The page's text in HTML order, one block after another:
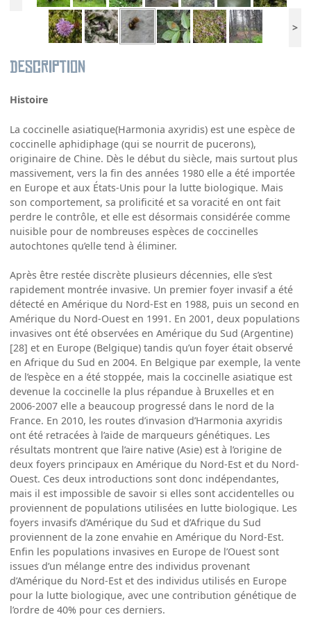
>
Description
Histoire
La coccinelle asiatique(Harmonia axyridis) est une espèce de
coccinelle aphidiphage (qui se nourrit de pucerons),
originaire de Chine. Dès le début du siècle, mais surtout plus
massivement, vers la fin des années 1980 elle a été importée
en Europe et aux États-Unis pour la lutte biologique. Mais
son comportement, sa prolificité et sa voracité en ont fait
perdre le contrôle, et elle est désormais considérée comme
nuisible pour de nombreuses espèces de coccinelles
autochtones qu’elle tend à éliminer.
Après être restée discrète plusieurs décennies, elle s’est
rapidement montrée invasive. Un premier foyer invasif a été
détecté en Amérique du Nord-Est en 1988, puis un second en
Amérique du Nord-Ouest en 1991. En 2001, deux populations
invasives ont été observées en Amérique du Sud (Argentine)
[28] et en Europe (Belgique) tandis qu’un foyer était observé
en Afrique du Sud en 2004. En Belgique par exemple, la vente
de l’espèce en a été stoppée, mais la coccinelle asiatique est
devenue la coccinelle la plus répandue à Bruxelles et en
2006-2007 elle a beaucoup progressé dans le nord de la
France. En 2010, les routes d’invasion d’Harmonia axyridis
ont été retracées à l’aide de marqueurs génétiques. Les
résultats montrent que l’aire native (Asie) est à l’origine de
deux foyers principaux en Amérique du Nord-Est et du Nord-
Ouest. Ces deux introductions sont donc indépendantes,
mais il est impossible de savoir si elles sont accidentelles ou
proviennent de populations utilisées en lutte biologique. Les
foyers invasifs d’Amérique du Sud et d’Afrique du Sud
proviennent de la zone envahie en Amérique du Nord-Est.
Enfin les populations invasives en Europe de l’Ouest sont
issues d’un mélange entre des individus provenant
d’Amérique du Nord-Est et des individus utilisés en Europe
pour la lutte biologique, avec une contribution génétique de
l’ordre de 40% pour ces derniers.